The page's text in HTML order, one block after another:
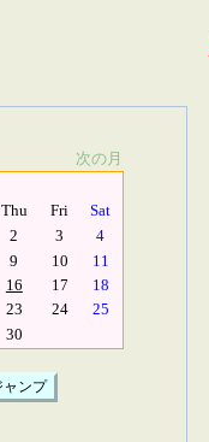
次の月
Thu Fri
Sat
2 3
4
9 10
11
16 17
18
23 24
25
30